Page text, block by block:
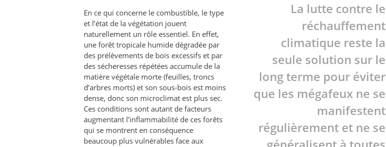
La lutte contre le
réchauffement
climatique reste la
seule solution sur le
long terme pour éviter
que les mégafeux ne se
manifestent
régulièrement et ne se
En ce qui concerne le combustible, le type
et l’état de la végétation jouent
naturellement un rôle essentiel. En effet,
une forêt tropicale humide dégradée par
des prélèvements de bois excessifs et par
des sécheresses répétées accumule de la
matière végétale morte (feuilles, troncs
d’arbres morts) et son sous-bois est moins
dense, donc son microclimat est plus sec.
Ces conditions sont autant de facteurs
augmentant l’inflammabilité de ces forêts
qui se montrent en conséquence
beaucoup plus vulnérables face aux